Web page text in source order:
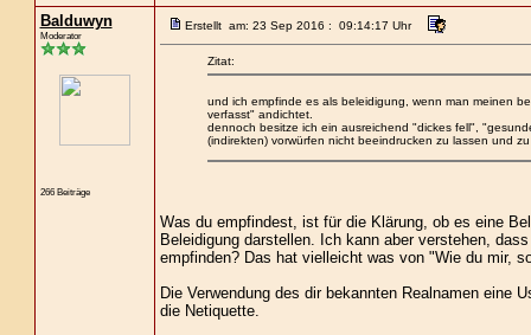
Balduwyn
Moderator
266 Beiträge
Erstellt am: 23 Sep 2016 : 09:14:17 Uhr
Zitat:
und ich empfinde es als beleidigung, wenn man meinen
verfasst" andichtet.
dennoch besitze ich ein ausreichend "dickes fell",
(indirekten) vorwürfen nicht beeindrucken zu lassen und
Was du empfindest, ist für die Klärung, ob es eine
Beleidigung darstellen. Ich kann aber verstehen,
empfinden? Das hat vielleicht was von "Wie du mir,
Die Verwendung des dir bekannten Realnamen eine
die Netiquette.